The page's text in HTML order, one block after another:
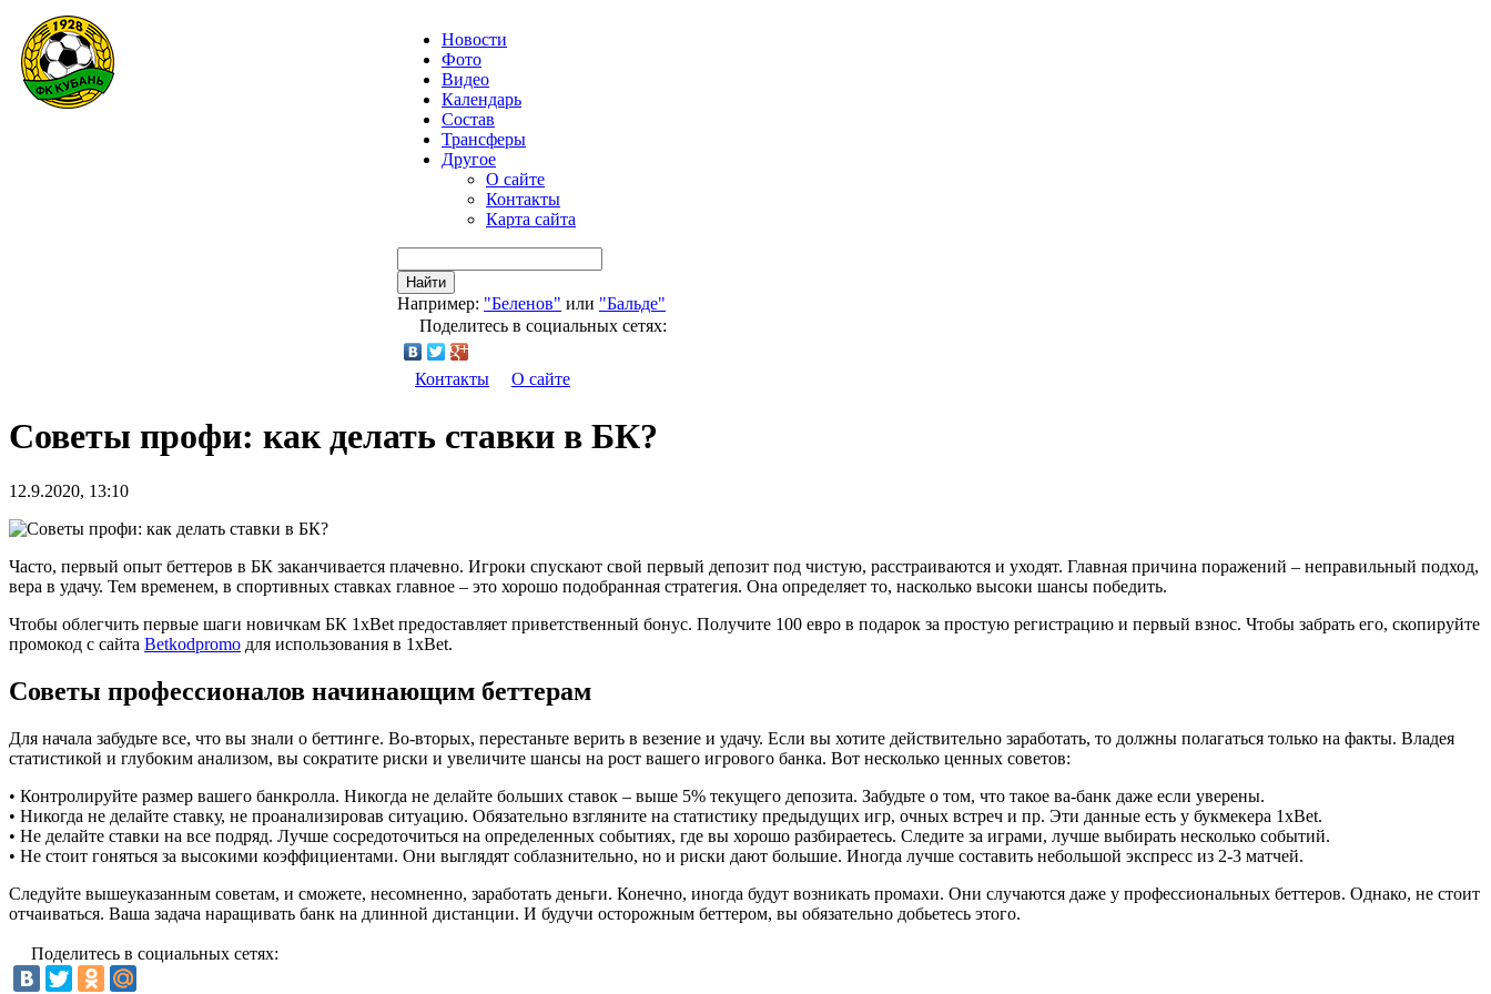
Новости
Фото
Видео
Календарь
Состав
Трансферы
Другое
О сайте
Контакты
Карта сайта
Найти
Например: "Беленов" или "Бальде"
Поделитесь в социальных сетях:
Контакты О сайте
Советы профи: как делать ставки в БК?
12.9.2020, 13:10
Часто, первый опыт беттеров в БК заканчивается плачевно. Игроки спускают свой первый депозит под чистую, расстраиваются и уходят. Главная причина поражений – неправильный подход,
вера в удачу. Тем временем, в спортивных ставках главное – это хорошо подобранная стратегия. Она определяет то, насколько высоки шансы победить.
Чтобы облегчить первые шаги новичкам БК 1xBet предоставляет приветственный бонус. Получите 100 евро в подарок за простую регистрацию и первый взнос. Чтобы забрать его, скопируйте
промокод с сайта Betkodpromo для использования в 1xBet.
Советы профессионалов начинающим беттерам
Для начала забудьте все, что вы знали о беттинге. Во-вторых, перестаньте верить в везение и удачу. Если вы хотите действительно заработать, то должны полагаться только на факты. Владея
статистикой и глубоким анализом, вы сократите риски и увеличите шансы на рост вашего игрового банка. Вот несколько ценных советов:
• Контролируйте размер вашего банкролла. Никогда не делайте больших ставок – выше 5% текущего депозита. Забудьте о том, что такое ва-банк даже если уверены.
• Никогда не делайте ставку, не проанализировав ситуацию. Обязательно взгляните на статистику предыдущих игр, очных встреч и пр. Эти данные есть у букмекера 1xBet.
• Не делайте ставки на все подряд. Лучше сосредоточиться на определенных событиях, где вы хорошо разбираетесь. Следите за играми, лучше выбирать несколько событий.
• Не стоит гоняться за высокими коэффициентами. Они выглядят соблазнительно, но и риски дают большие. Иногда лучше составить небольшой экспресс из 2-3 матчей.
Следуйте вышеуказанным советам, и сможете, несомненно, заработать деньги. Конечно, иногда будут возникать промахи. Они случаются даже у профессиональных беттеров. Однако, не стоит
отчаиваться. Ваша задача наращивать банк на длинной дистанции. И будучи осторожным беттером, вы обязательно добьетесь этого.
Поделитесь в социальных сетях: